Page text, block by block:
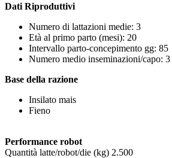
Dati Riproduttivi
Numero di lattazioni medie: 3
Età al primo parto (mesi): 20
Intervallo parto-concepimento gg: 85
Numero medio inseminazioni/capo: 3
Base della razione
Insilato mais
Fieno
Performance robot
Quantità latte/robot/die (kg) 2.500